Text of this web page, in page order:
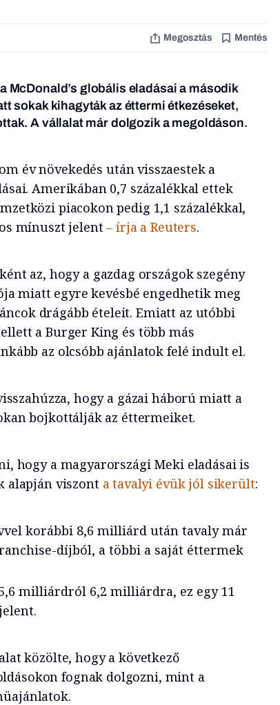
Megosztás Mentés
McDonald’s globális eladásai a második
sokak kihagyták az éttermi étkezéseket,
A vállalat már dolgozik a megoldáson.
év növekedés után visszaestek a
Amerikában 0,7 százalékkal ettek
piacokon pedig 1,1 százalékkal,
mínuszt jelent– írja a Reuters.
az, hogy a gazdag országok szegény
miatt egyre kevésbé engedhetik meg
drágább ételeit. Emiatt az utóbbi
a Burger King és több más
az olcsóbb ajánlatok felé indult el.
hogy a gázai háború miatt a
bojkottálják az éttermeiket.
hogy a magyarországi Meki eladásai is
alapján viszont a tavalyi évük jól sikerült:
korábbi 8,6 milliárd után tavaly már
díjból, a többi a saját éttermek
milliárdról 6,2 milliárdra, ez egy 11
közölte, hogy a következő
fognak dolgozni, mint a